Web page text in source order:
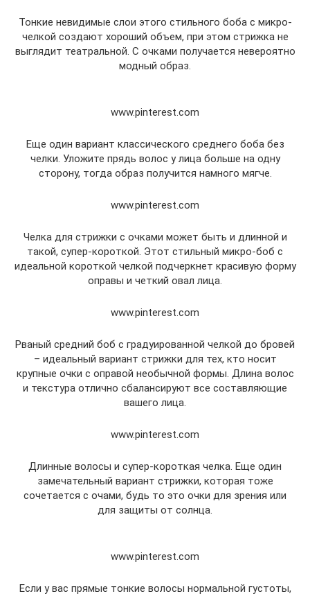
Тонкие невидимые слои этого стильного боба с микро-
челкой создают хороший объем, при этом стрижка не
выглядит театральной. С очками получается невероятно
модный образ.
www.pinterest.com
Еще один вариант классического среднего боба без
челки. Уложите прядь волос у лица больше на одну
сторону, тогда образ получится намного мягче.
www.pinterest.com
Челка для стрижки с очками может быть и длинной и
такой, супер-короткой. Этот стильный микро-боб с
идеальной короткой челкой подчеркнет красивую форму
оправы и четкий овал лица.
www.pinterest.com
Рваный средний боб с градуированной челкой до бровей
– идеальный вариант стрижки для тех, кто носит
крупные очки с оправой необычной формы. Длина волос
и текстура отлично сбалансируют все составляющие
вашего лица.
www.pinterest.com
Длинные волосы и супер-короткая челка. Еще один
замечательный вариант стрижки, которая тоже
сочетается с очами, будь то это очки для зрения или
для защиты от солнца.
www.pinterest.com
Если у вас прямые тонкие волосы нормальной густоты,